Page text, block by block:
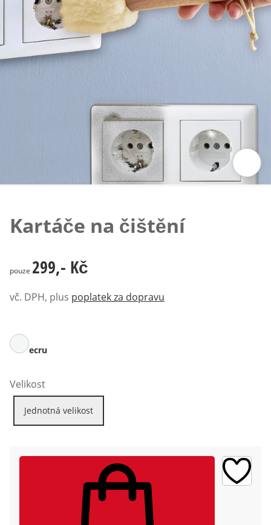
Kartáče na čištění
299,- Kč
pouze 299,- Kč
vč. DPH, plus poplatek za dopravu
ecru
Velikost
Jednotná velikost